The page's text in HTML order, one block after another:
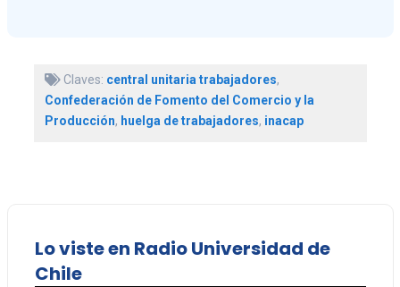
Claves: central unitaria trabajadores,
Confederación de Fomento del Comercio y la
Producción, huelga de trabajadores, inacap
Lo viste en Radio Universidad de
Chile